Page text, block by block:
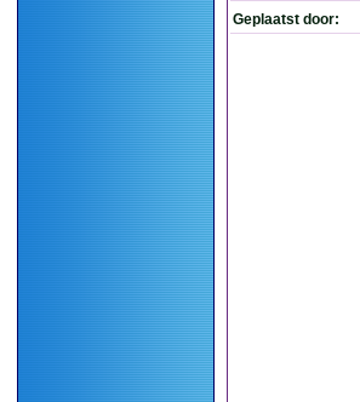
Geplaatst door: